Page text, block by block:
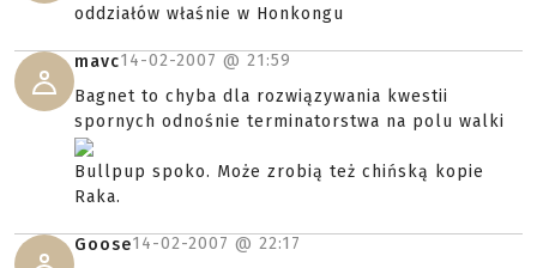
oddziałów właśnie w Honkongu
mavc14-02-2007 @ 21:59
Bagnet to chyba dla rozwiązywania kwestii
spornych odnośnie terminatorstwa na polu walki
Bullpup spoko. Może zrobią też chińską kopie
Raka.
Goose14-02-2007 @ 22:17